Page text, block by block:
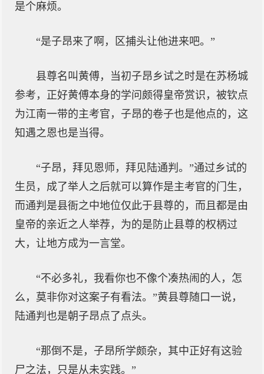
是个麻烦。
“是子昂来了啊，区捕头让他进来吧。”
县尊名叫黄傅，当初子昂乡试之时是在苏杨城
参考，正好黄傅本身的学问颇得皇帝赏识，被钦点
为江南一带的主考官，子昂的卷子也是他点的，这
知遇之恩也是当得。
“子昂，拜见恩师，拜见陆通判。”通过乡试的
生员，成了举人之后就可以算作是主考官的门生，
而通判是县衙之中地位仅此于县尊的，而且都是由
皇帝的亲近之人举荐，为的是防止县尊的权柄过
大，让地方成为一言堂。
“不必多礼，我看你也不像个凑热闹的人，怎
么，莫非你对这案子有看法。”黄县尊随口一说，
陆通判也是朝子昂点了点头。
“那倒不是，子昂所学颇杂，其中正好有这验
尸之法，只是从未实践。”